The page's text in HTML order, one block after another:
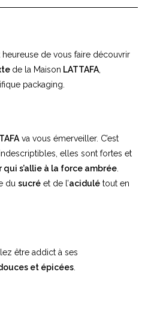
heureuse de vous faire découvrir
de la Maison LATTAFA
packaging.
va vous émerveiller. C’est
elles sont fortes et
qui s’allie à la force ambrée
dusucré et de l’acidulé tout en
être addict à ses
et épicées